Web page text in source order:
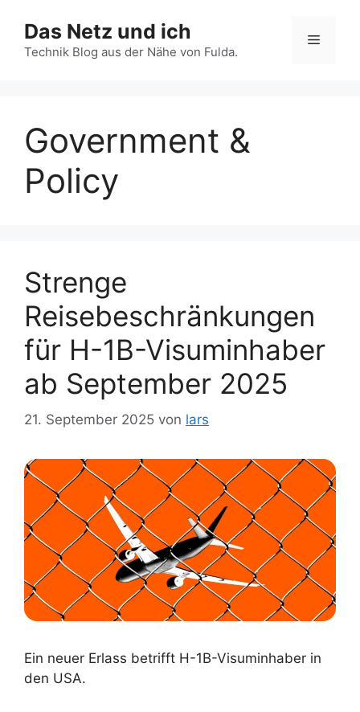
Inhalt
springen
Das Netz und ich
Technik Blog aus der Nähe von Fulda.
Menü
Government &
Policy
Strenge
Reisebeschränkungen
für H-1B-Visuminhaber
ab September 2025
21. September 2025 von lars
Ein neuer Erlass betrifft H-1B-Visuminhaber in
den USA.